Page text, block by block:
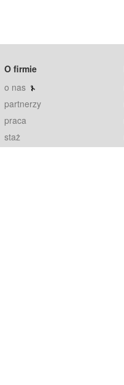
O firmie
o nas
partnerzy
praca
staż